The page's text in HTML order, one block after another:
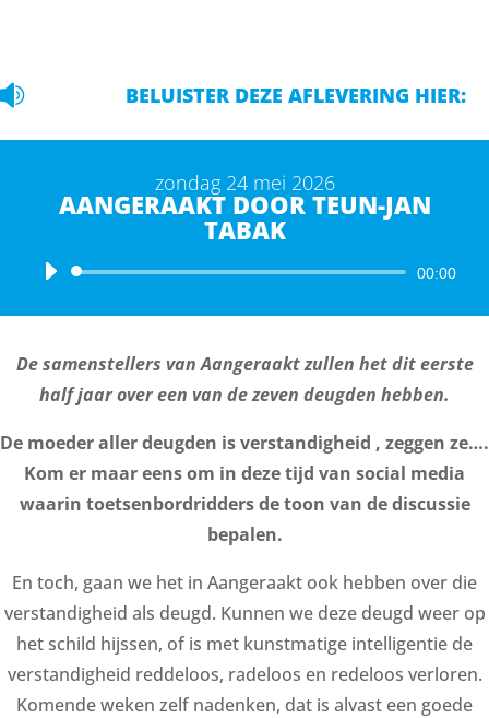
 BELUISTER DEZE AFLEVERING HIER:
zondag 24 mei 2026
AANGERAAKT DOOR TEUN-JAN
TABAK
Audiospeler 00:00
De samenstellers van Aangeraakt zullen het dit eerste
half jaar over een van de zeven deugden hebben.
De moeder aller deugden is verstandigheid , zeggen ze….
Kom er maar eens om in deze tijd van social media
waarin toetsenbordridders de toon van de discussie
bepalen.
En toch, gaan we het in Aangeraakt ook hebben over die
verstandigheid als deugd. Kunnen we deze deugd weer op
het schild hijssen, of is met kunstmatige intelligentie de
verstandigheid reddeloos, radeloos en redeloos verloren.
Komende weken zelf nadenken, dat is alvast een goede